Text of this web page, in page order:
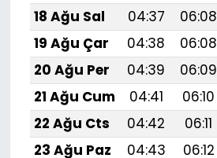
18 Ağu Sal
04:37 06:08
19 Ağu Çar
04:38 06:08
20 Ağu Per
04:39 06:09
21 Ağu Cum
04:41 06:10
22 Ağu Cts
04:42 06:11
23 Ağu Paz
04:43 06:12